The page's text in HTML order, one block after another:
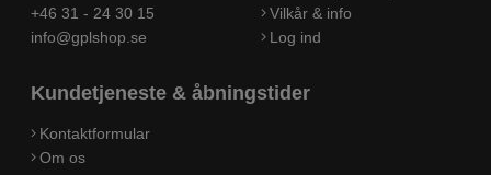
+46 31 - 24 30 15
info@gplshop.se
Vilkår & info
Log ind
Kundetjeneste & åbningstider
Kontaktformular
Om os